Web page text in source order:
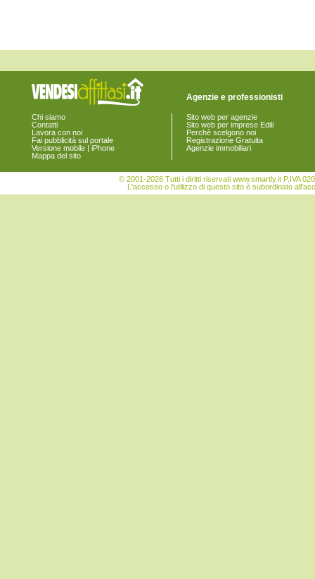
Torre San Patrizio
Chi siamo
Contatti
Lavora con noi
Fai pubblicità sul portale
Versione mobile | iPhone
Mappa del sito
Agenzie e professionisti
Sito web per agenzie
Sito web per imprese Edili
Perchè scelgono noi
Registrazione Gratuita
Agenzie immobiliari
© 2001-2026 Tutti i diritti riservati www.smartly.it P.IVA
L'accesso o l'utilizzo di questo sito è subordinato